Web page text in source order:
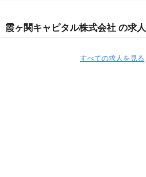
霞ヶ関キャピタル株式会社 の求人
すべての求人を見る